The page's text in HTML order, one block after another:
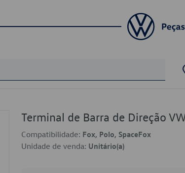
Terminal de Barra de Direção
Compatibilidade: Fox, Polo, SpaceFox
Unidade de venda: Unitário(a)